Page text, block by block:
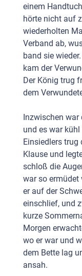
einem
hörte nicht auf
wiederholten
Verband ab,
band sie
kam der
Der König trug
dem
Inzwischen
und es war
Einsiedlers trug
Klause und
schloß die
war so ermüdet
er auf der
einschlief, und
kurze
Morgen
wo er war und
dem Bette lag
ansah.